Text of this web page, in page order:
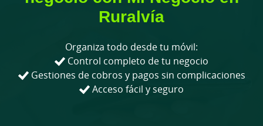
Ruralvía
Organiza todo desde tu móvil:
Control completo de tu negocio
Gestiones de cobros y pagos sin complicaciones
Acceso fácil y seguro